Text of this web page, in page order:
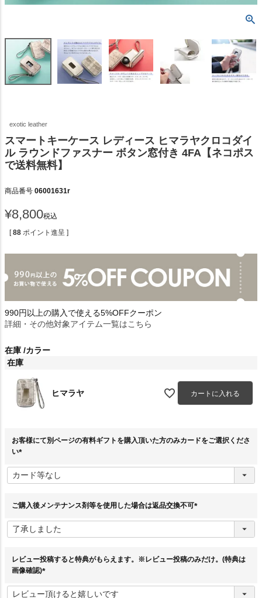
exotic leather
スマートキーケース レディース ヒマラヤクロコダイ
ル ラウンドファスナー ボタン窓付き 4FA【ネコポス
で送料無料】
商品番号 06001631r
¥8,800税込
[ 88 ポイント進呈 ]
990円以上の購入で使える5%OFFクーポン
詳細・その他対象アイテム一覧はこちら
在庫 カラー
在庫
ヒマラヤ カートに入れる
お客様にて別ページの有料ギフトを購入頂いた方のみカードをご選択くださ
い
必
須
ご購入後メンテナンス剤等を使用した場合は返品交換不可
須
レビュー投稿すると特典がもらえます。※レビュー投稿のみだけ。(特典は
画像確認)
必